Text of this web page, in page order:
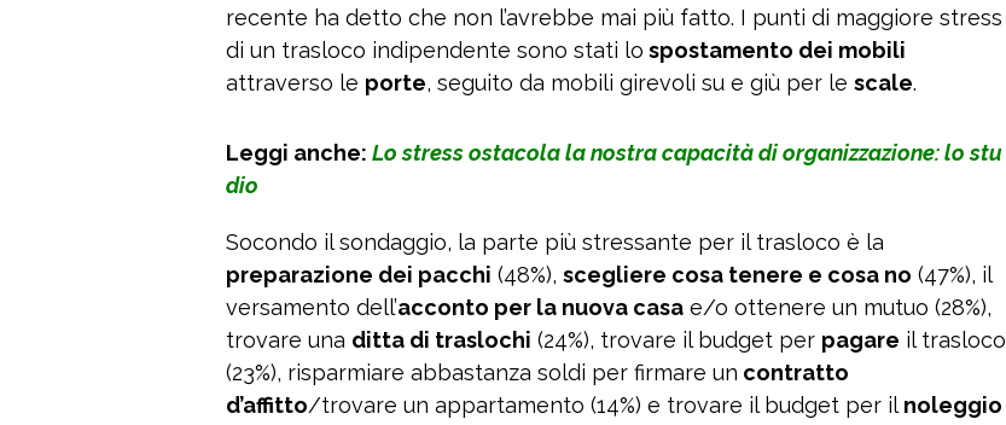
recente ha detto che non l’avrebbe mai più fatto. I punti di maggiore stress
di un trasloco indipendente sono stati lo spostamento dei mobili
attraverso le porte, seguito da mobili girevoli su e giù per le scale.
Leggi anche: Lo stress ostacola la nostra capacità di organizzazione: lo stu
dio
Socondo il sondaggio, la parte più stressante per il trasloco è la
preparazione dei pacchi (48%), scegliere cosa tenere e cosa no (47%), il
versamento dell’acconto per la nuova casa e/o ottenere un mutuo (28%),
trovare una ditta di traslochi (24%), trovare il budget per pagare il trasloco
(23%), risparmiare abbastanza soldi per firmare un contratto
d’affitto/trovare un appartamento (14%) e trovare il budget per ilnoleggio